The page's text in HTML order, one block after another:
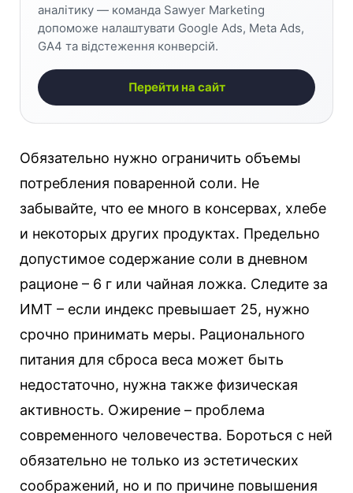
аналітику — команда Sawyer Marketing
допоможе налаштувати Google Ads, Meta Ads,
GA4 та відстеження конверсій.
Перейти на сайт
Обязательно нужно ограничить объемы
потребления поваренной соли. Не
забывайте, что ее много в консервах, хлебе
и некоторых других продуктах. Предельно
допустимое содержание соли в дневном
рационе – 6 г или чайная ложка. Следите за
ИМТ – если индекс превышает 25, нужно
срочно принимать меры. Рационального
питания для сброса веса может быть
недостаточно, нужна также физическая
активность. Ожирение – проблема
современного человечества. Бороться с ней
обязательно не только из эстетических
соображений, но и по причине повышения